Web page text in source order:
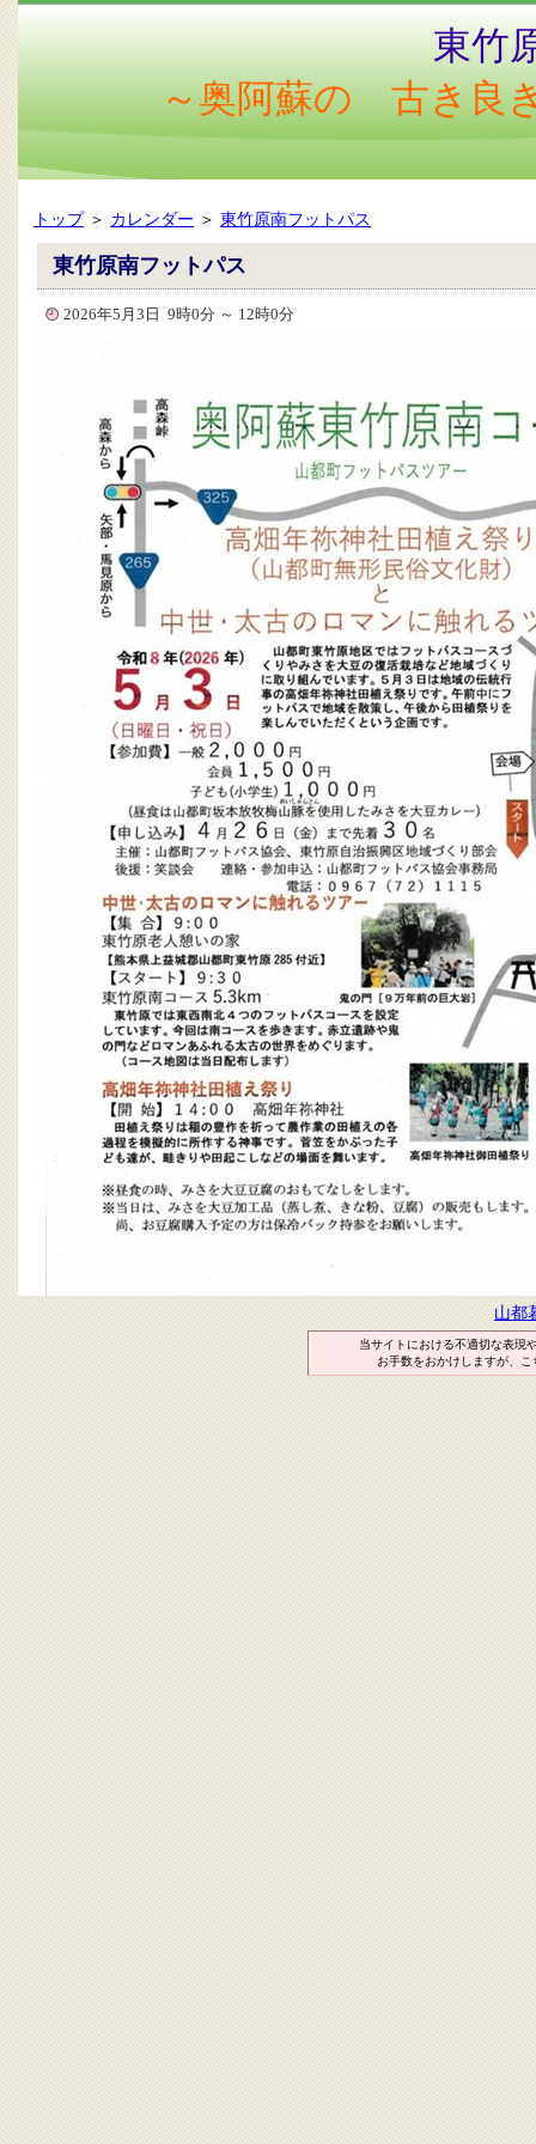
東竹
～奥阿蘇の 古き良
トップ＞ カレンダー ＞東竹原南フットパス
東竹原南フットパス
2026年5月3日 9時0分 ～ 12時0分
山都
当サイトにおける不適切な表現
お手数をおかけしますが、こ